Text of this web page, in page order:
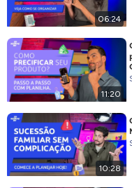
06:24
11:20
10:28